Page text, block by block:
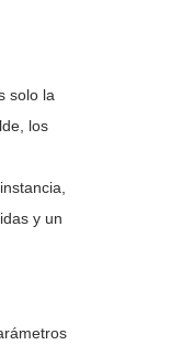
solo la
los
y un